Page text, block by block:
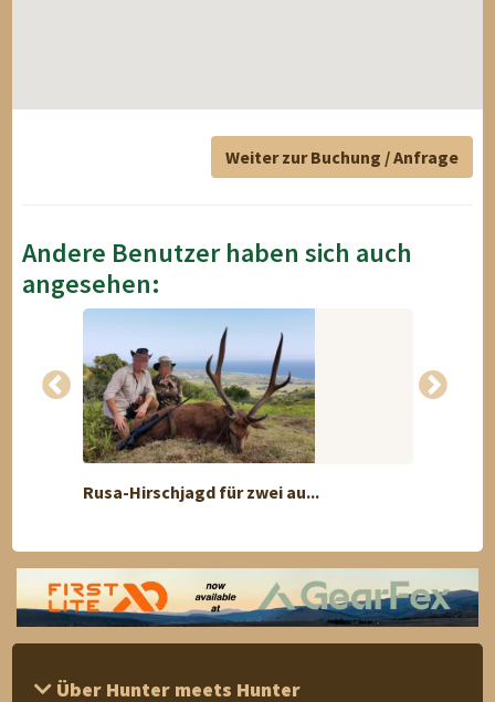
Weiter zur Buchung / Anfrage
Andere Benutzer haben sich auch
angesehen:
Rusa-Hirschjagd für zwei au...
Über Hunter meets Hunter